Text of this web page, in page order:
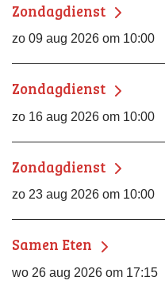
Zondagdienst
zo 09 aug 2026 om 10:00
Zondagdienst
zo 16 aug 2026 om 10:00
Zondagdienst
zo 23 aug 2026 om 10:00
Samen Eten
wo 26 aug 2026 om 17:15